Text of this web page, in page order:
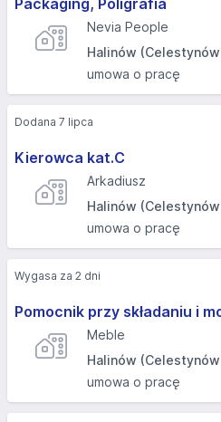
Packaging, Poligrafia
Nevia People
Halinów
umowa o pracę
Kierowca kat.C
Arkadiusz
Halinów
umowa o pracę
Dodana 7 lipca
Pomocnik przy składaniu i
Meble
Halinów
umowa o pracę
Wygasa za 2 dni